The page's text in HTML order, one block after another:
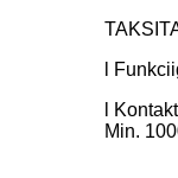
l
l
Min.